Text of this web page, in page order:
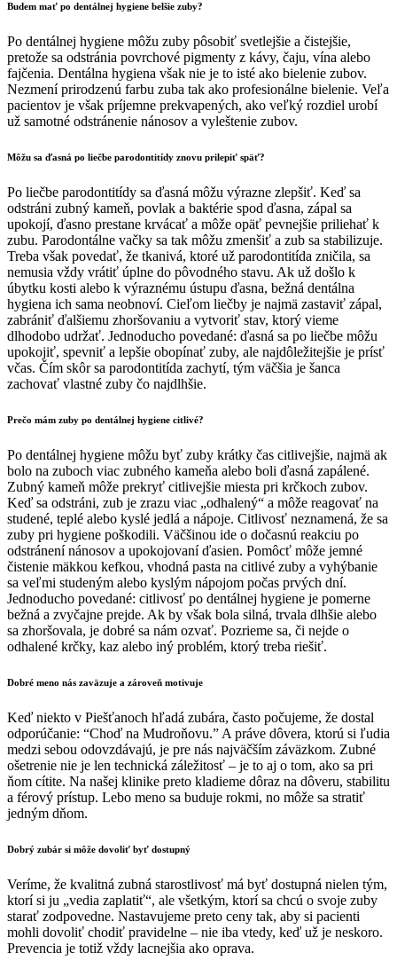
Budem mať po dentálnej hygiene belšie zuby?
Po dentálnej hygiene môžu zuby pôsobiť svetlejšie a čistejšie,
pretože sa odstránia povrchové pigmenty z kávy, čaju, vína alebo
fajčenia. Dentálna hygiena však nie je to isté ako bielenie zubov.
Nezmení prirodzenú farbu zuba tak ako profesionálne bielenie. Veľa
pacientov je však príjemne prekvapených, ako veľký rozdiel urobí
už samotné odstránenie nánosov a vyleštenie zubov.
Môžu sa ďasná po liečbe parodontitídy znovu prilepiť späť?
Po liečbe parodontitídy sa ďasná môžu výrazne zlepšiť. Keď sa
odstráni zubný kameň, povlak a baktérie spod ďasna, zápal sa
upokojí, ďasno prestane krvácať a môže opäť pevnejšie priliehať k
zubu. Parodontálne vačky sa tak môžu zmenšiť a zub sa stabilizuje.
Treba však povedať, že tkanivá, ktoré už parodontitída zničila, sa
nemusia vždy vrátiť úplne do pôvodného stavu. Ak už došlo k
úbytku kosti alebo k výraznému ústupu ďasna, bežná dentálna
hygiena ich sama neobnoví. Cieľom liečby je najmä zastaviť zápal,
zabrániť ďalšiemu zhoršovaniu a vytvoriť stav, ktorý vieme
dlhodobo udržať. Jednoducho povedané: ďasná sa po liečbe môžu
upokojiť, spevniť a lepšie obopínať zuby, ale najdôležitejšie je prísť
včas. Čím skôr sa parodontitída zachytí, tým väčšia je šanca
zachovať vlastné zuby čo najdlhšie.
Prečo mám zuby po dentálnej hygiene citlivé?
Po dentálnej hygiene môžu byť zuby krátky čas citlivejšie, najmä ak
bolo na zuboch viac zubného kameňa alebo boli ďasná zapálené.
Zubný kameň môže prekryť citlivejšie miesta pri krčkoch zubov.
Keď sa odstráni, zub je zrazu viac „odhalený“ a môže reagovať na
studené, teplé alebo kyslé jedlá a nápoje. Citlivosť neznamená, že sa
zuby pri hygiene poškodili. Väčšinou ide o dočasnú reakciu po
odstránení nánosov a upokojovaní ďasien. Pomôcť môže jemné
čistenie mäkkou kefkou, vhodná pasta na citlivé zuby a vyhýbanie
sa veľmi studeným alebo kyslým nápojom počas prvých dní.
Jednoducho povedané: citlivosť po dentálnej hygiene je pomerne
bežná a zvyčajne prejde. Ak by však bola silná, trvala dlhšie alebo
sa zhoršovala, je dobré sa nám ozvať. Pozrieme sa, či nejde o
odhalené krčky, kaz alebo iný problém, ktorý treba riešiť.
Dobré meno nás zaväzuje a zároveň motivuje
Keď niekto v Piešťanoch hľadá zubára, často počujeme, že dostal
odporúčanie: “Choď na Mudroňovu.” A práve dôvera, ktorú si ľudia
medzi sebou odovzdávajú, je pre nás najväčším záväzkom. Zubné
ošetrenie nie je len technická záležitosť – je to aj o tom, ako sa pri
ňom cítite. Na našej klinike preto kladieme dôraz na dôveru, stabilitu
a férový prístup. Lebo meno sa buduje rokmi, no môže sa stratiť
jedným dňom.
Dobrý zubár si môže dovoliť byť dostupný
Veríme, že kvalitná zubná starostlivosť má byť dostupná nielen tým,
ktorí si ju „vedia zaplatiť“, ale všetkým, ktorí sa chcú o svoje zuby
starať zodpovedne. Nastavujeme preto ceny tak, aby si pacienti
mohli dovoliť chodiť pravidelne – nie iba vtedy, keď už je neskoro.
Prevencia je totiž vždy lacnejšia ako oprava.